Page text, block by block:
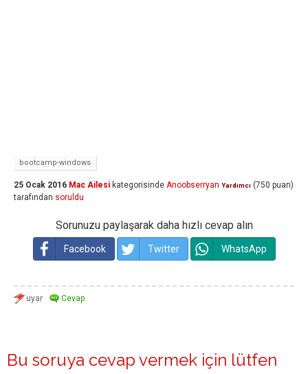
bootcamp-windows
25 Ocak 2016 Mac Ailesi kategorisinde Anoobserryan Yardımcı (750 puan)
tarafından soruldu
Sorunuzu paylaşarak daha hızlı cevap alın
Facebook Twitter WhatsApp
Bu soruya cevap vermek için lütfen